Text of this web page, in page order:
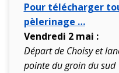
Pour télécharger
pèlerinage …
Vendredi 2 mai :
Départ de Choisy et
pointe du groin du sud